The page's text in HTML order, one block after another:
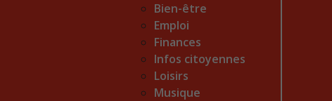
Bien-être
Emploi
Finances
Infos citoyennes
Loisirs
Musique